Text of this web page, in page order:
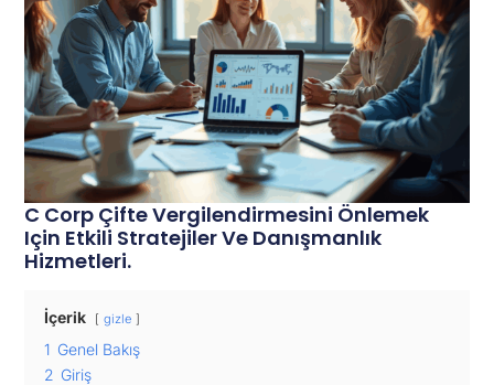
C Corp Çifte Vergilendirmesini Önlemek
Için Etkili Stratejiler Ve Danışmanlık
Hizmetleri.
İçerik gizle
1 Genel Bakış
2 Giriş